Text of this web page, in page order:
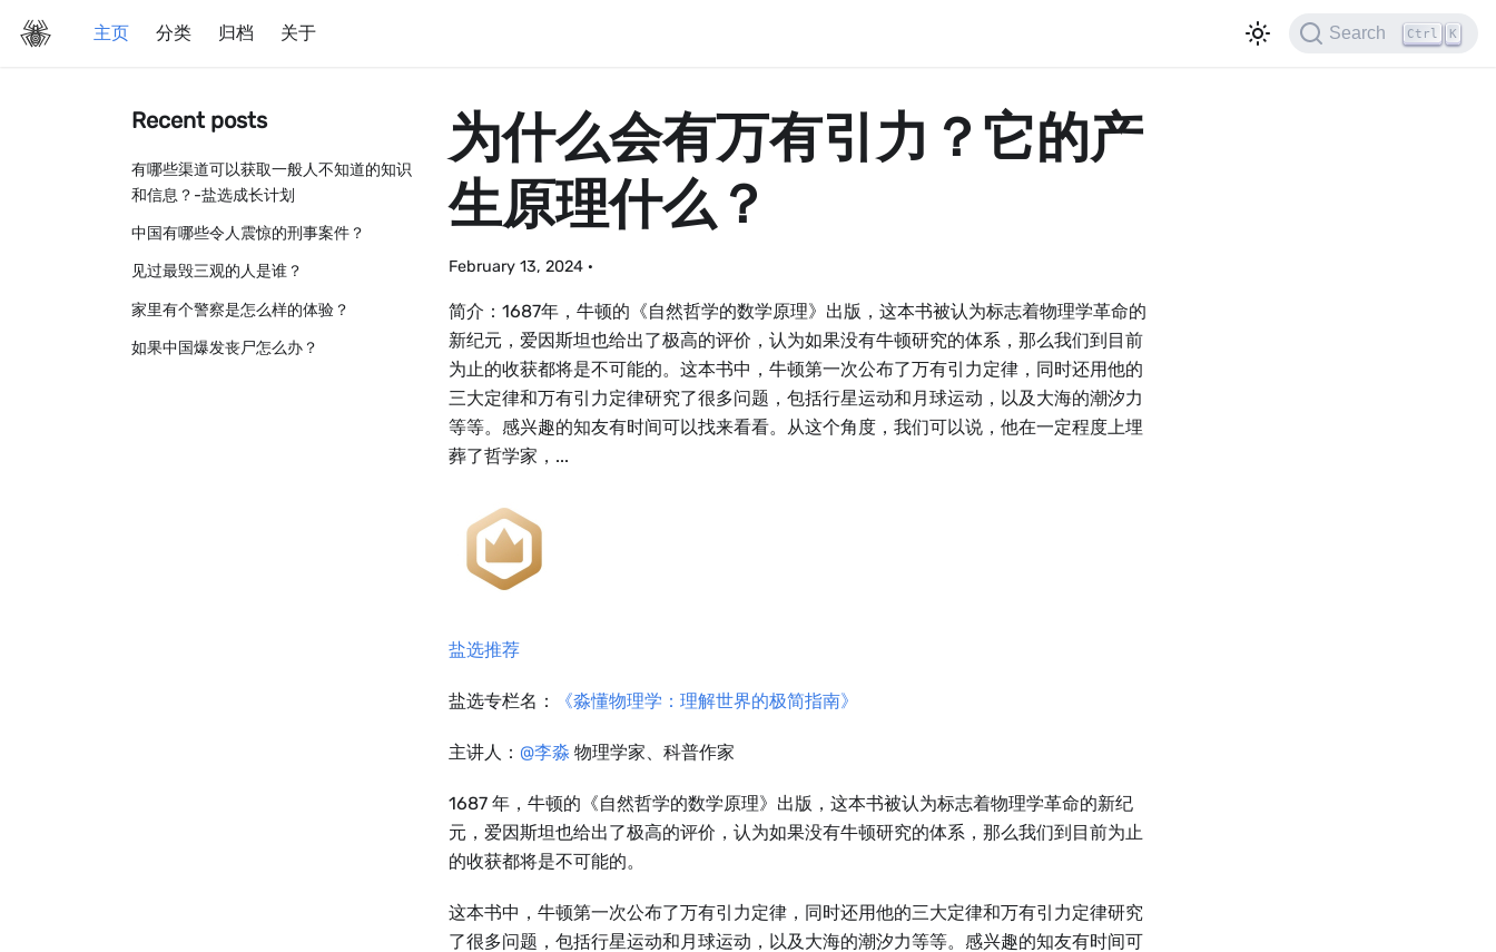
主页 分类 归档 关于 Search Ctrl K
Recent posts
有哪些渠道可以获取一般人不知道的知识
和信息？-盐选成长计划
中国有哪些令人震惊的刑事案件？
见过最毁三观的人是谁？
家里有个警察是怎么样的体验？
如果中国爆发丧尸怎么办？
为什么会有万有引力？它的产
生原理什么？
February 13, 2024 ·
简介：1687年，牛顿的《自然哲学的数学原理》出版，这本书被认为标志着物理学革命的
新纪元，爱因斯坦也给出了极高的评价，认为如果没有牛顿研究的体系，那么我们到目前
为止的收获都将是不可能的。这本书中，牛顿第一次公布了万有引力定律，同时还用他的
三大定律和万有引力定律研究了很多问题，包括行星运动和月球运动，以及大海的潮汐力
等等。感兴趣的知友有时间可以找来看看。从这个角度，我们可以说，他在一定程度上埋
葬了哲学家，...
盐选推荐
盐选专栏名： 《淼懂物理学：理解世界的极简指南》
主讲人： @李淼 物理学家、科普作家
1687 年，牛顿的《自然哲学的数学原理》出版，这本书被认为标志着物理学革命的新纪
元，爱因斯坦也给出了极高的评价，认为如果没有牛顿研究的体系，那么我们到目前为止
的收获都将是不可能的。
这本书中，牛顿第一次公布了万有引力定律，同时还用他的三大定律和万有引力定律研究
了很多问题，包括行星运动和月球运动，以及大海的潮汐力等等。感兴趣的知友有时间可